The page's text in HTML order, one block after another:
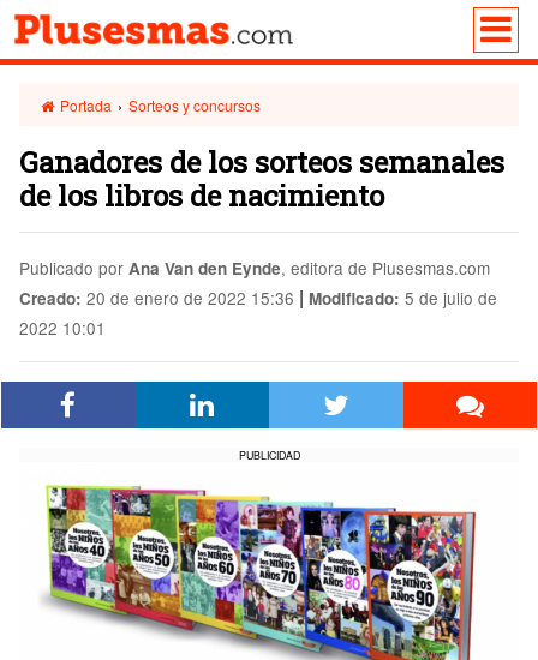
Portada › Sorteos y concursos
Ganadores de los sorteos semanales
de los libros de nacimiento
Publicado por Ana Van den Eynde, editora de Plusesmas.com
Creado: 20 de enero de 2022 15:36 | Modificado: 5 de julio de
2022 10:01
PUBLICIDAD